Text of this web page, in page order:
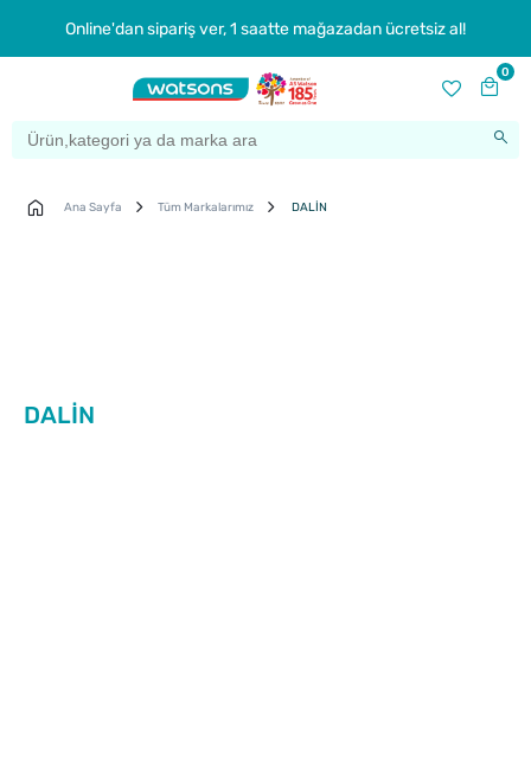
Online'dan sipariş ver, 1 saatte mağazadan ücretsiz al!
0
Ana Sayfa Tüm Markalarımız DALİN
DALİN